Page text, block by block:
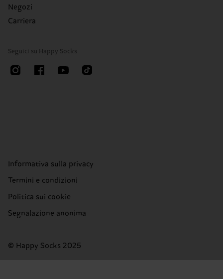
Negozi
Carriera
Seguici su Happy Socks
Informativa sulla privacy
Termini e condizioni
Politica sui cookie
Segnalazione anonima
© Happy Socks 2025